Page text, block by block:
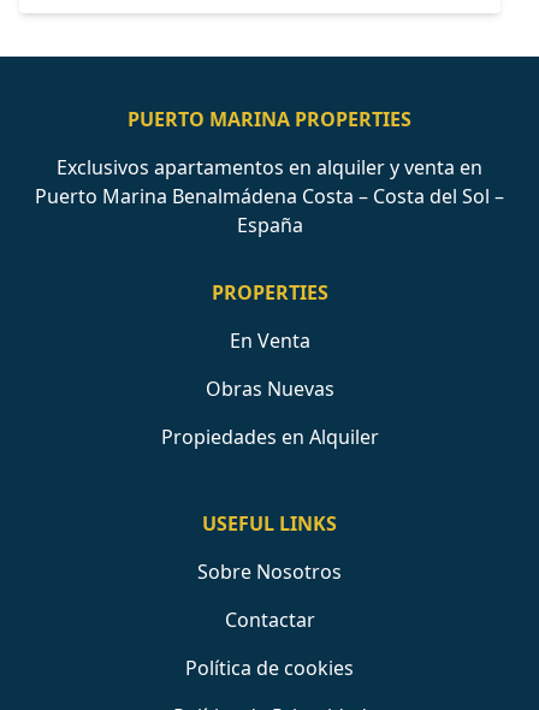
PUERTO MARINA PROPERTIES
Exclusivos apartamentos en alquiler y venta en
Puerto Marina Benalmádena Costa – Costa del Sol –
España
PROPERTIES
En Venta
Obras Nuevas
Propiedades en Alquiler
USEFUL LINKS
Sobre Nosotros
Contactar
Política de cookies